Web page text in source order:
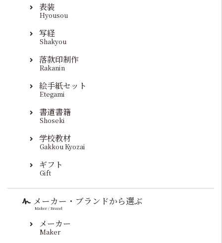
表装
Hyousou
写経
Shakyou
落款印制作
Rakanin
絵手紙セット
Etegami
書道書籍
Shoseki
学校教材
Gakkou Kyozai
ギフト
Gift
メーカー・ブランドから選ぶ
Maker / Brand
メーカー
Maker